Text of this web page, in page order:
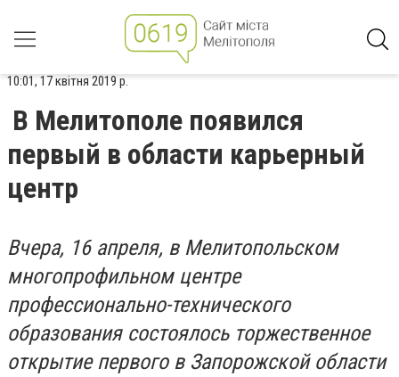
10:01, 17 квітня 2019 р.
В Мелитополе появился
первый в области карьерный
центр
Вчера, 16 апреля, в Мелитопольском
многопрофильном центре
профессионально-технического
образования состоялось торжественное
открытие первого в Запорожской области